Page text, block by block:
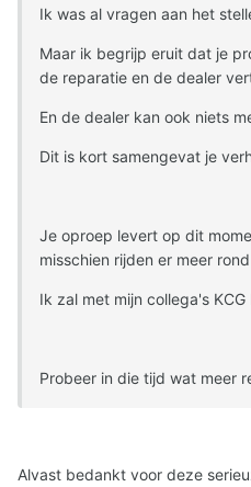
Ik was al vragen aan het
Maar ik begrijp eruit dat je
de reparatie en de dealer
En de dealer kan ook niets
Dit is kort samengevat je
Je oproep levert op dit
misschien rijden er meer
Ik zal met mijn collega's
Probeer in die tijd wat meer
Alvast bedankt voor deze